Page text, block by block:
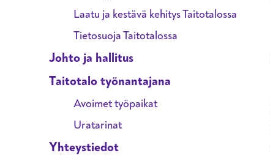
Laatu ja kestävä kehitys Taitotalossa
Tietosuoja Taitotalossa
Johto ja hallitus
Taitotalo työnantajana
Avoimet työpaikat
Uratarinat
Yhteystiedot